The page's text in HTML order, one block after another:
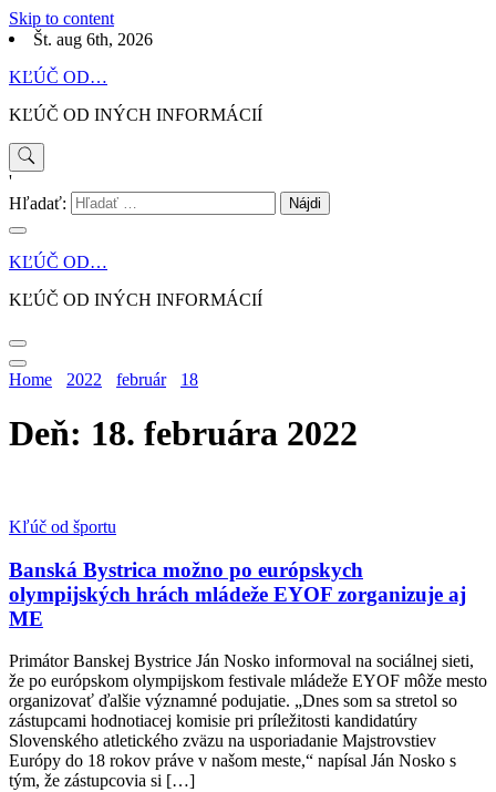
Skip to content
Št. aug 6th, 2026
KĽÚČ OD…
KĽÚČ OD INÝCH INFORMÁCIÍ
'
Hľadať:
KĽÚČ OD…
KĽÚČ OD INÝCH INFORMÁCIÍ
Home 2022 február 18
Deň: 18. februára 2022
Kľúč od športu
Banská Bystrica možno po európskych
olympijských hrách mládeže EYOF zorganizuje aj
ME
Primátor Banskej Bystrice Ján Nosko informoval na sociálnej sieti,
že po európskom olympijskom festivale mládeže EYOF môže mesto
organizovať ďalšie významné podujatie. „Dnes som sa stretol so
zástupcami hodnotiacej komisie pri príležitosti kandidatúry
Slovenského atletického zväzu na usporiadanie Majstrovstiev
Európy do 18 rokov práve v našom meste,“ napísal Ján Nosko s
tým, že zástupcovia si […]